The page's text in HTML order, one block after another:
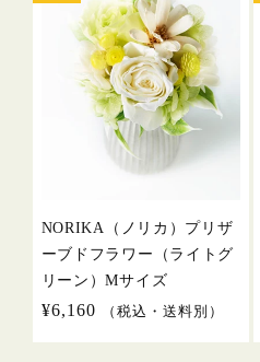
NORIKA（ノリカ）プリザ
ーブドフラワー（ライトグ
リーン）Mサイズ
通
¥6,160 （税込・送料別）